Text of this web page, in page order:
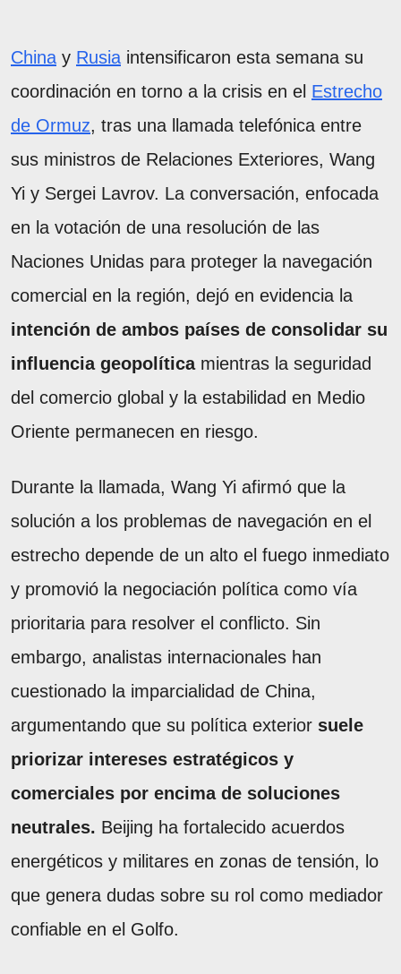
China y Rusia intensificaron esta semana su
coordinación en torno a la crisis en el Estrecho
de Ormuz, tras una llamada telefónica entre
sus ministros de Relaciones Exteriores, Wang
Yi y Sergei Lavrov. La conversación, enfocada
en la votación de una resolución de las
Naciones Unidas para proteger la navegación
comercial en la región, dejó en evidencia la
intención de ambos países de consolidar su
influencia geopolíticamientras la seguridad
del comercio global y la estabilidad en Medio
Oriente permanecen en riesgo.
Durante la llamada, Wang Yi afirmó que la
solución a los problemas de navegación en el
estrecho depende de un alto el fuego inmediato
y promovió la negociación política como vía
prioritaria para resolver el conflicto. Sin
embargo, analistas internacionales han
cuestionado la imparcialidad de China,
argumentando que su política exterior suele
priorizar intereses estratégicos y
comerciales por encima de soluciones
neutrales. Beijing ha fortalecido acuerdos
energéticos y militares en zonas de tensión, lo
que genera dudas sobre su rol como mediador
confiable en el Golfo.